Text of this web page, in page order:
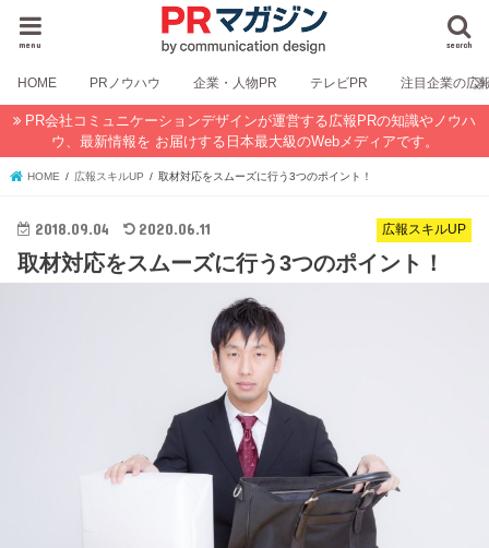
search
menu
HOME PRノウハウ 企業・人物PR テレビPR 注目企業の広
PR会社コミュニケーションデザインが運営する広報PRの知識やノウハ
ウ、最新情報を お届けする日本最大級のWebメディアです。
HOME 広報スキルUP 取材対応をスムーズに行う3つのポイント！
広報スキルUP
2018.09.04 2020.06.11
取材対応をスムーズに行う3つのポイント！